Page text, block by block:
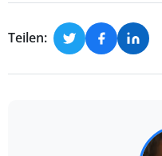
Teilen: